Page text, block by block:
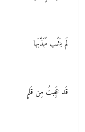
لَم يَشُب مُهَذَّبَها
قَد عَجِبتُ مِن قَلمٍ